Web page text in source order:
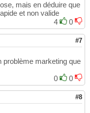
mais en déduire que
et non valide
4
0
#7
problème marketing que
0
0
#8